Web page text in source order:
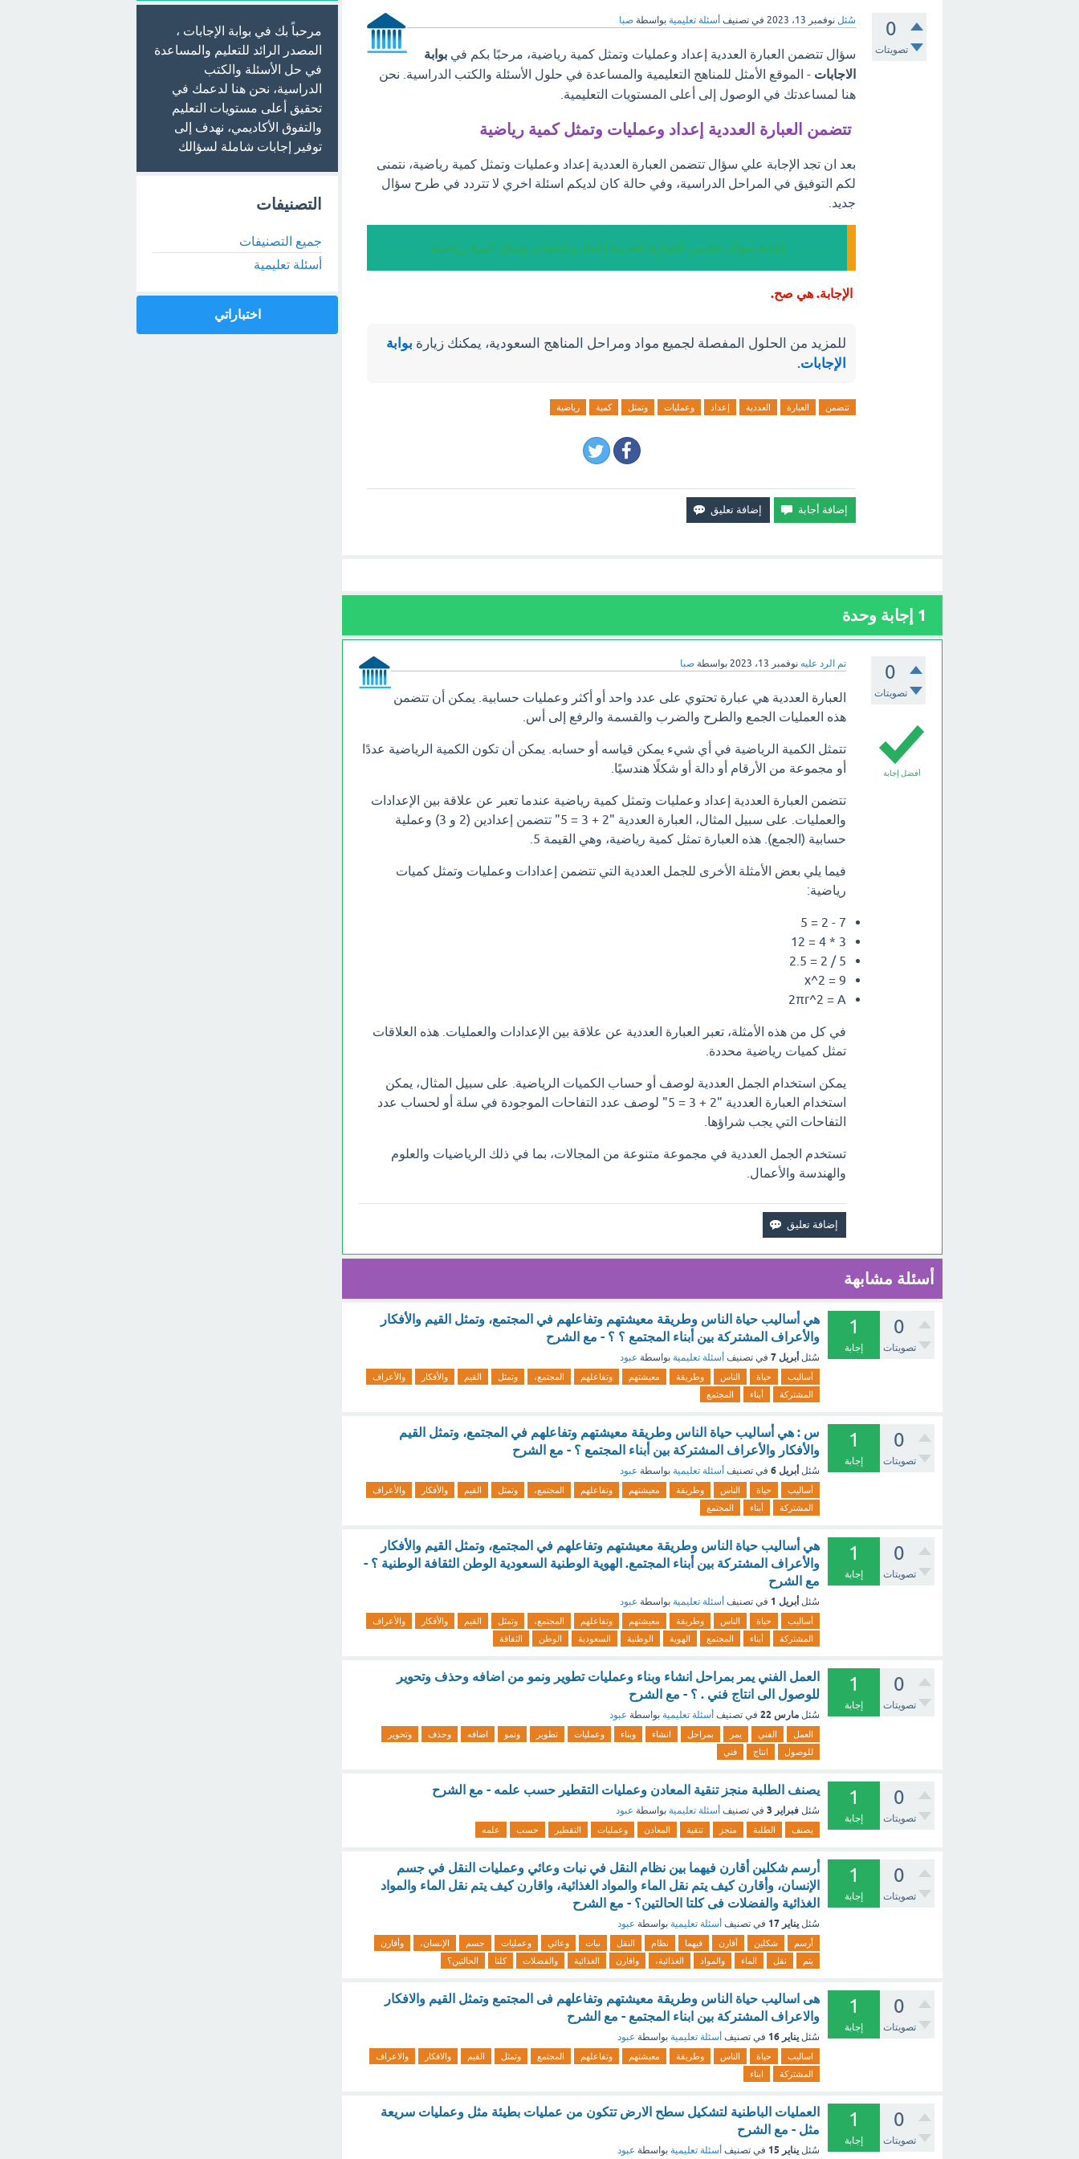
0
تصويتات
سُئل نوفمبر 13، 2023 في تصنيف أسئلة تعليمية بواسطة صبا
سؤال تتضمن العبارة العددية إعداد وعمليات وتمثل كمية رياضية، مرحبًا بكم في بوابة
الاجابات - الموقع الأمثل للمناهج التعليمية والمساعدة في حلول الأسئلة والكتب الدراسية. نحن
هنا لمساعدتك في الوصول إلى أعلى المستويات التعليمية.
تتضمن العبارة العددية إعداد وعمليات وتمثل كمية رياضية
بعد ان تجد الإجابة علي سؤال تتضمن العبارة العددية إعداد وعمليات وتمثل كمية رياضية، نتمنى
لكم التوفيق في المراحل الدراسية، وفي حالة كان لديكم اسئلة اخري لا تتردد في طرح سؤال
جديد.
إجابة سؤال تتضمن العبارة العددية إعداد وعمليات وتمثل كمية رياضية
الإجابة. هي صح.
للمزيد من الحلول المفصلة لجميع مواد ومراحل المناهج السعودية، يمكنك زيارة بوابة
الإجابات.
تتضمن العبارة العددية إعداد وعمليات وتمثل كمية رياضية
1 إجابة وحدة
0
تصويتات
تم الرد عليه نوفمبر 13، 2023 بواسطة صبا
أفضل إجابة
العبارة العددية هي عبارة تحتوي على عدد واحد أو أكثر وعمليات حسابية. يمكن أن تتضمن
هذه العمليات الجمع والطرح والضرب والقسمة والرفع إلى أس.
تتمثل الكمية الرياضية في أي شيء يمكن قياسه أو حسابه. يمكن أن تكون الكمية الرياضية عددًا
أو مجموعة من الأرقام أو دالة أو شكلًا هندسيًا.
تتضمن العبارة العددية إعداد وعمليات وتمثل كمية رياضية عندما تعبر عن علاقة بين الإعدادات
والعمليات. على سبيل المثال، العبارة العددية "2 + 3 = 5" تتضمن إعدادين (2 و 3) وعملية
حسابية (الجمع). هذه العبارة تمثل كمية رياضية، وهي القيمة 5.
فيما يلي بعض الأمثلة الأخرى للجمل العددية التي تتضمن إعدادات وعمليات وتمثل كميات
رياضية:
7 - 2 = 5
3 * 4 = 12
5 / 2 = 2.5
x^2 = 9
2πr^2 = A
في كل من هذه الأمثلة، تعبر العبارة العددية عن علاقة بين الإعدادات والعمليات. هذه العلاقات
تمثل كميات رياضية محددة.
يمكن استخدام الجمل العددية لوصف أو حساب الكميات الرياضية. على سبيل المثال، يمكن
استخدام العبارة العددية "2 + 3 = 5" لوصف عدد التفاحات الموجودة في سلة أو لحساب عدد
التفاحات التي يجب شراؤها.
تستخدم الجمل العددية في مجموعة متنوعة من المجالات، بما في ذلك الرياضيات والعلوم
والهندسة والأعمال.
أسئلة مشابهة
0
تصويتات
1
إجابة
هي أساليب حياة الناس وطريقة معيشتهم وتفاعلهم في المجتمع، وتمثل القيم والأفكار
والأعراف المشتركة بين أبناء المجتمع ؟ ؟ - مع الشرح
سُئل أبريل 7 في تصنيف أسئلة تعليمية بواسطة عبود
أساليب حياة الناس وطريقة معيشتهم وتفاعلهم المجتمع، وتمثل القيم والأفكار
والأعراف
المشتركة
أبناء المجتمع
0
تصويتات
1
إجابة
س : هي أساليب حياة الناس وطريقة معيشتهم وتفاعلهم في المجتمع، وتمثل القيم
والأفكار والأعراف المشتركة بين أبناء المجتمع ؟ - مع الشرح
سُئل أبريل 6 في تصنيف أسئلة تعليمية بواسطة عبود
أساليب حياة الناس وطريقة معيشتهم وتفاعلهم المجتمع، وتمثل القيم والأفكار
والأعراف
المشتركة
أبناء المجتمع
0
تصويتات
1
إجابة
هي أساليب حياة الناس وطريقة معيشتهم وتفاعلهم في المجتمع، وتمثل القيم والأفكار
والأعراف المشتركة بين أبناء المجتمع. الهوية الوطنية السعودية الوطن الثقافة الوطنية ؟ -
مع الشرح
سُئل أبريل 1 في تصنيف أسئلة تعليمية بواسطة عبود
أساليب حياة الناس وطريقة معيشتهم وتفاعلهم المجتمع، وتمثل القيم والأفكار
والأعراف
المشتركة
أبناء المجتمع الهوية الوطنية السعودية الوطن الثقافة
0
تصويتات
1
إجابة
العمل الفني يمر بمراحل انشاء وبناء وعمليات تطوير ونمو من اضافه وحذف وتحوير
للوصول الى انتاج فني . ؟ - مع الشرح
سُئل مارس 22 في تصنيف أسئلة تعليمية بواسطة عبود
العمل الفني يمر بمراحل انشاء وبناء وعمليات تطوير ونمو اضافه وحذف
وتحوير
للوصول
انتاج فني
0
تصويتات
1
إجابة
يصنف الطلبة منجز تنقية المعادن وعمليات التقطير حسب علمه - مع الشرح
سُئل فبراير 3 في تصنيف أسئلة تعليمية بواسطة عبود
يصنف الطلبة منجز تنقية المعادن وعمليات التقطير حسب علمه
0
تصويتات
1
إجابة
أرسم شكلين أقارن فيهما بين نظام النقل في نبات وعائي وعمليات النقل في جسم
الإنسان، وأقارن كيف يتم نقل الماء والمواد الغذائية، واقارن كيف يتم نقل الماء والمواد
الغذائية والفضلات فى كلتا الحالتين؟ - مع الشرح
سُئل يناير 17 في تصنيف أسئلة تعليمية بواسطة عبود
أرسم شكلين أقارن فيهما نظام النقل نبات وعائي وعمليات جسم الإنسان،
وأقارن
يتم
نقل الماء والمواد الغذائية، واقارن الغذائية والفضلات كلتا الحالتين؟
0
تصويتات
1
إجابة
هى اساليب حياة الناس وطريقة معيشتهم وتفاعلهم فى المجتمع وتمثل القيم والافكار
والاعراف المشتركة بين ابناء المجتمع - مع الشرح
سُئل يناير 16 في تصنيف أسئلة تعليمية بواسطة عبود
اساليب حياة الناس وطريقة معيشتهم وتفاعلهم المجتمع وتمثل القيم والافكار
والاعراف
المشتركة
ابناء
0
تصويتات
1
إجابة
العمليات الباطنية لتشكيل سطح الارض تتكون من عمليات بطيئة مثل وعمليات سريعة
مثل - مع الشرح
سُئل يناير 15 في تصنيف أسئلة تعليمية بواسطة عبود
مرحباً بك في بوابة الإجابات ،
المصدر الرائد للتعليم والمساعدة
في حل الأسئلة والكتب
الدراسية، نحن هنا لدعمك في
تحقيق أعلى مستويات التعليم
والتفوق الأكاديمي، نهدف إلى
توفير إجابات شاملة لسؤالك
التصنيفات
جميع التصنيفات
أسئلة تعليمية
اختباراتي